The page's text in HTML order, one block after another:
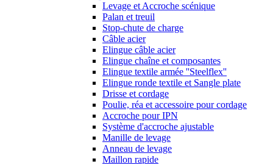
Levage et Accroche scénique
Palan et treuil
Stop-chute de charge
Câble acier
Elingue câble acier
Elingue chaîne et composantes
Elingue textile armée ''Steelflex''
Elingue ronde textile et Sangle plate
Drisse et cordage
Poulie, réa et accessoire pour cordage
Accroche pour IPN
Système d'accroche ajustable
Manille de levage
Anneau de levage
Maillon rapide